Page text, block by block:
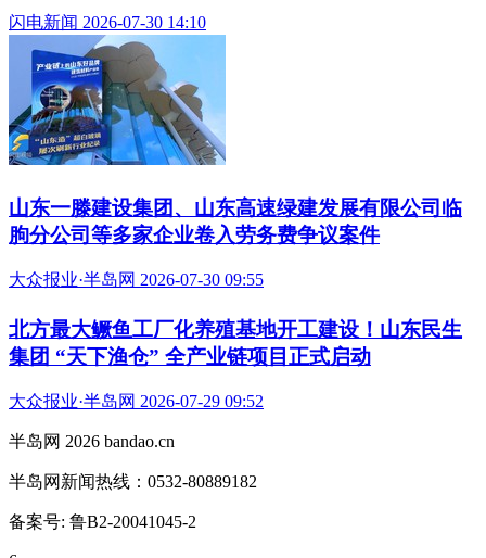
闪电新闻 2026-07-30 14:10
山东一滕建设集团、山东高速绿建发展有限公司临
朐分公司等多家企业卷入劳务费争议案件
大众报业·半岛网 2026-07-30 09:55
北方最大鳜鱼工厂化养殖基地开工建设！山东民生
集团 “天下渔仓” 全产业链项目正式启动
大众报业·半岛网 2026-07-29 09:52
半岛网 2026 bandao.cn
半岛网新闻热线：0532-80889182
备案号: 鲁B2-20041045-2